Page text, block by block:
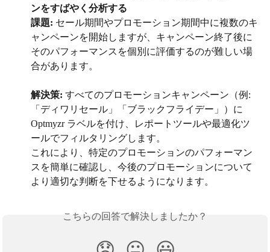
ンをすばやく分析する
課題: セール期間やプロモーション期間中に複数のキ
ャンペーンを開始しますが、キャンペーン終了後に
そのパフォーマンスを個別に評価するのが難しい場
合があります。
解決策: すべてのプロモーションキャンペーン（例:
「ディワリセール」「ブラックフライデー」）に
Optmyzr ラベルを付け、レポートツールや最適化ツ
ールでフィルタリングします。
これにより、特定のプロモーションのパフォーマン
スを簡単に確認し、今後のプロモーションについて
より適切な判断を下せるようになります。
こちらの回答で解決しましたか？